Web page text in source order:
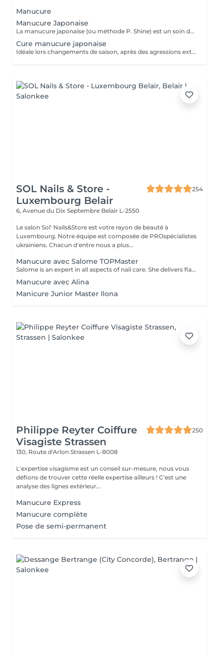
Manucure
Manucure Japonaise
La manucure japonaise (ou méthode P. Shine) est un soin de beauté naturel et ancestral visant à renforcer, nourrir et faire briller les ongles sans vernis ni gel. En utilisant des produits naturels comme la cire d'abeille, des minéraux, et de la poudre de perle, elle rend les ongles sains, forts et brillants avec un effet miroir, idéal pour réparer les ongles abîmés (après gel ou semi-permanent, grossesse...). Convient aux ongles naturels fragiles, mous, cassants ou dédoublés, mais aussi simplement pour offrir une période de repos et de soin aux ongles.
Cure manucure japonaise
Idéale lors changements de saison, après des agressions extérieures / poses de semi permanent ou simplement pour retrouver des ongles naturels beaux et sains, la cure permet de : - renforcer les ongles - limiter la casse et le dédoublement - réhydrater la plaque de l'ongle - retrouver des ongles plus sains et résistants 5 manucures + 1 offerte
SOL Nails & Store -
Luxembourg Belair
254
6, Avenue du Dix Septembre Belair L-2550
Le salon Sol' Nails&Store est votre rayon de beauté à
Luxembourg. Notre équipe est composée de PROspécialistes
ukrainiens. Chacun d'entre nous a plus...
Manucure avec Salome TOPMaster
Salome is an expert in all aspects of nail care. She delivers flawless results in just 1 hour while maintaining high quality, leaving you feeling happy every time. From a basic manicure to complex services like extensions, designs, and nail art, she offers a full range of professional treatments. *And if you sacrifice your lunch break for an appointment, don't worryyou'll still have some time to enjoy your meal!
Manucure avec Alina
Manicure Junior Master Ilona
Philippe Reyter Coiffure
Visagiste Strassen
250
130, Route d'Arlon Strassen L-8008
L'expertise visagisme est un conseil sur-mesure, nous vous
défions de trouver cette réelle expertise ailleurs ! C'est une
analyse des lignes extérieur...
Manucure Express
Manucure complète
Pose de semi-permanent